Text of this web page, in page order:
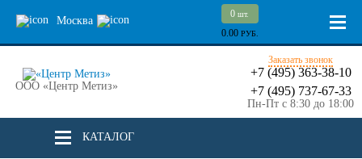
Москва
0 шт.
0.00 РУБ.
ООО «Центр Метиз»
Заказать звонок
+7 (495) 363-38-10
+7 (495) 737-67-33
Пн-Пт с 8:30 до 18:00
КАТАЛОГ